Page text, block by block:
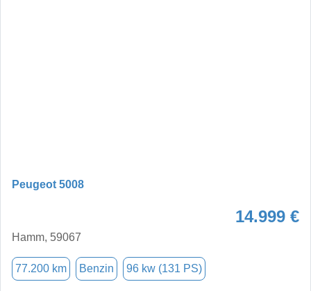
Peugeot 5008
14.999 €
Hamm, 59067
77.200 km Benzin 96 kw (131 PS)